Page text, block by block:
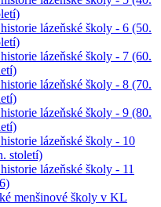
lázeňské školy - 6 (50.
lázeňské školy - 7 (60.
lázeňské školy - 8 (70.
lázeňské školy - 9 (80.
lázeňské školy - 10
století)
lázeňské školy - 11
menšinové školy v KL